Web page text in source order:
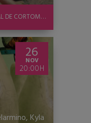
CONCURSO INTERNACIONAL DE CORTOMETRAJE
26
NOV
20:00
Kyla